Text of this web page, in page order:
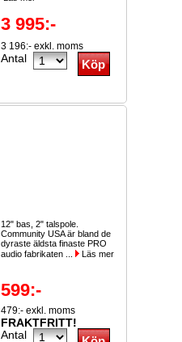
3 995:-
3 196:- exkl. moms
Antal
12" bas, 2" talspole.
Community USA är bland de
dyraste äldsta finaste PRO
audio fabrikaten ...
Läs mer
599:-
479:- exkl. moms
FRAKTFRITT!
Antal